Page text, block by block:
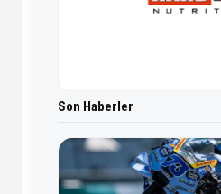
Son Haberler